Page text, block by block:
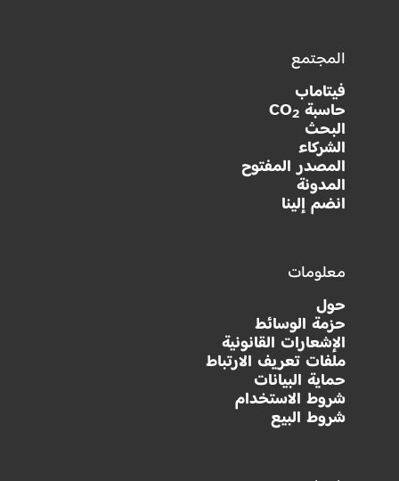
المجتمع
فيتاماب
حاسبة CO 2
البحث
الشركاء
المصدر المفتوح
المدونة
انضم إلينا
معلومات
حول
حزمة الوسائط
الإشعارات القانونية
ملفات تعريف الارتباط
حماية البيانات
شروط الاستخدام
شروط البيع